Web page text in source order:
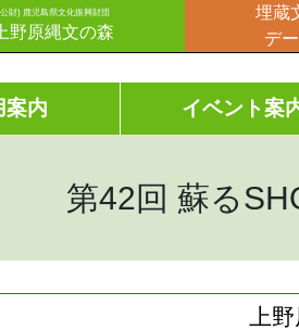
財) 鹿児島県文化振興財団
野原縄文の森
埋蔵
デ
案内 イベント案
第42回 蘇る
上